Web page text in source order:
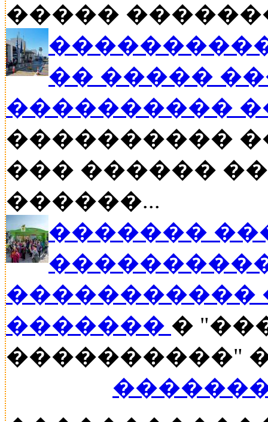
�����
�� �����
����������
����������
��� ������
������...
�������
�����������
������� �
����������"